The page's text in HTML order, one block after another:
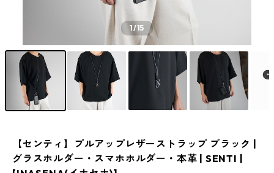
1/15
【センティ】プルアップレザーストラップ ブラック |
グラスホルダー・スマホホルダー・本革 | SENTI |